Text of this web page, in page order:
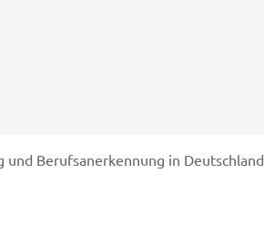
Berufsanerkennung in Deutschland